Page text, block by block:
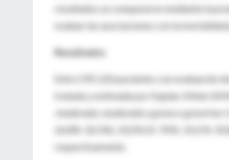
resultados se compararon mediante la
evaluar las asociaciones con la mortalidad
Resultados
Entre 595.120 pacientes con evaluación
tratada y estimada por Kaplan-Meier
moderada, moderada a grave o grave fue
26,8%-32,5%), 33,5% (IC 95%: 31,0 %-
respectivamente.